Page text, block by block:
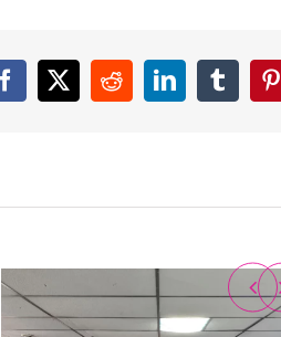
Facebook
X RedditLinkedInTumblr